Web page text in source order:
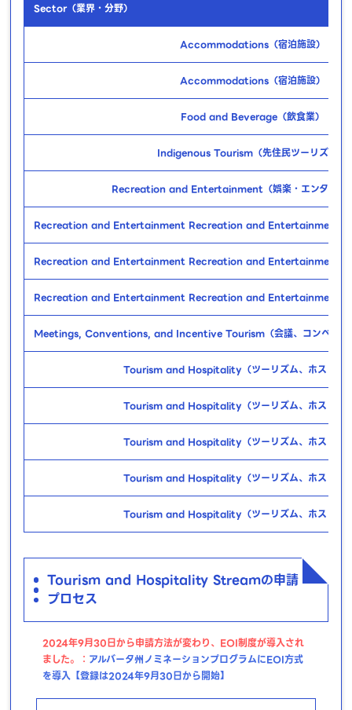
Sector（業界・分野）
Accommodations（宿泊施設）
Accommodations（宿泊施設）
Food and Beverage（飲食業）
Indigenous Tourism（先住民ツーリズム）
Recreation and Entertainment（娯楽・エンターテ
Recreation and Entertainment Recreation and Entertainment（娯
Recreation and Entertainment Recreation and Entertainment（娯
Recreation and Entertainment Recreation and Entertainment（娯
Meetings, Conventions, and Incentive Tourism（会議、コンベンシ
Tourism and Hospitality（ツーリズム、ホスピタ
Tourism and Hospitality（ツーリズム、ホスピタ
Tourism and Hospitality（ツーリズム、ホスピタ
Tourism and Hospitality（ツーリズム、ホスピタ
Tourism and Hospitality（ツーリズム、ホスピタ
Tourism and Hospitality Streamの申請
プロセス
2024年9月30日から申請方法が変わり、EOI制度が導入され
ました。： アルバータ州ノミネーションプログラムにEOI方式
を導入【登録は2024年9月30日から開始】